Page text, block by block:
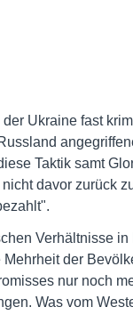
Ukraine fast
Taktik samt
davor zurück
Verhältnisse in
der
nur noch
Was vom